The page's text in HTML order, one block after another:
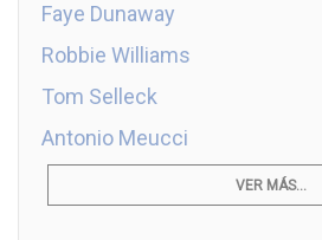
Faye Dunaway
Robbie Williams
Tom Selleck
Antonio Meucci
VER MÁS...